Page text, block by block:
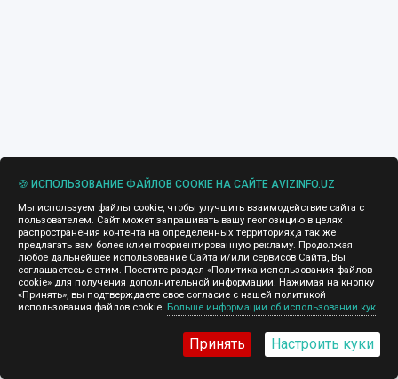
289-312 313-336
🍪 ИСПОЛЬЗОВАНИЕ ФАЙЛОВ COOKIE НА САЙТЕ AVIZINFO.UZ
Мы используем файлы cookie, чтобы улучшить взаимодействие сайта с
пользователем. Сайт может запрашивать вашу геопозицию в целях
распространения контента на определенных территориях,а так же
предлагать вам более клиентоориентированную рекламу. Продолжая
любое дальнейшее использование Сайта и/или сервисов Сайта, Вы
соглашаетесь с этим. Посетите раздел «Политика использования файлов
cookie» для получения дополнительной информации. Нажимая на кнопку
«Принять», вы подтверждаете свое согласие с нашей политикой
использования файлов cookie. Больше информации об использовании кук
Принять Настроить куки